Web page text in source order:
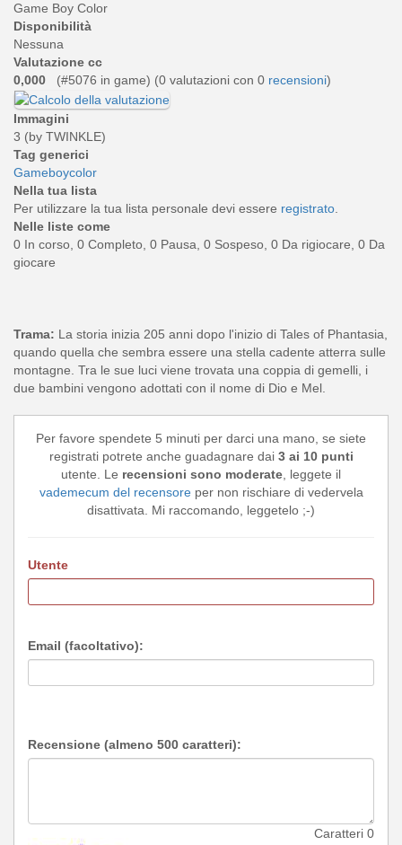
Game Boy Color
Disponibilità
Nessuna
Valutazione cc
0,000
(#5076 in game) (0 valutazioni con 0 recensioni)
Immagini
3 (by TWINKLE)
Tag generici
Gameboycolor
Nella tua lista
Per utilizzare la tua lista personale devi essere registrato
Nelle liste come
0 In corso, 0 Completo, 0 Pausa, 0 Sospeso, 0 Da rigiocare, 0 Da
giocare
Trama: La storia inizia 205 anni dopo l'inizio di Tales of Phantasia,
quando quella che sembra essere una stella cadente atterra sulle
montagne. Tra le sue luci viene trovata una coppia di gemelli, i
due bambini vengono adottati con il nome di Dio e Mel.
Per favore spendete 5 minuti per darci una mano, se siete
registrati potrete anche guadagnare dai 3 ai 10 punti
utente. Le recensioni sono moderate , leggete il
vademecum del recensoreper non rischiare di vedervela
disattivata. Mi raccomando, leggetelo ;-)
Utente
Email (facoltativo):
Recensione (almeno 500 caratteri):
Caratteri 0